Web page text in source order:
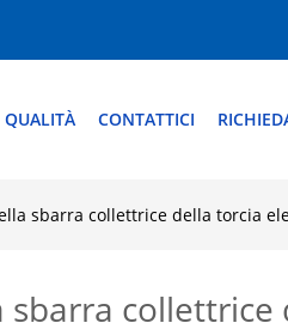
CONTATTICI
sbarra collettrice della torcia